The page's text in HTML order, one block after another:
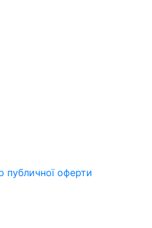
публичної оферти